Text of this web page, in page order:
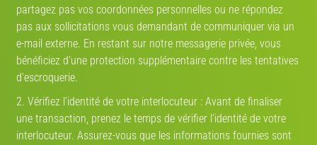
Route VTT Gravel Ville VAE
Marque
Année
partagez pas vos coordonnées personnelles ou ne répondez
pas aux sollicitations vous demandant de communiquer via un
e-mail externe. En restant sur notre messagerie privée, vous
bénéficiez d’une protection supplémentaire contre les tentatives
d’escroquerie.
2. Vérifiez l’identité de votre interlocuteur : Avant de finaliser
une transaction, prenez le temps de vérifier l’identité de votre
interlocuteur. Assurez-vous que les informations fournies sont